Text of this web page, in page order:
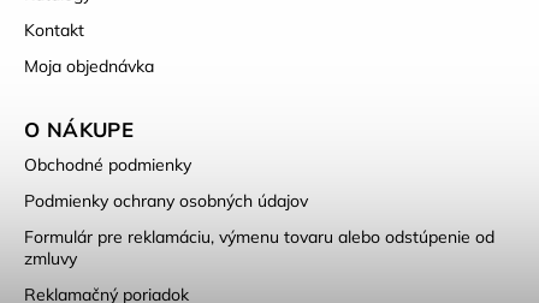
Kontakt
Moja objednávka
O NÁKUPE
Obchodné podmienky
Podmienky ochrany osobných údajov
Formulár pre reklamáciu, výmenu tovaru alebo odstúpenie od
zmluvy
Reklamačný poriadok